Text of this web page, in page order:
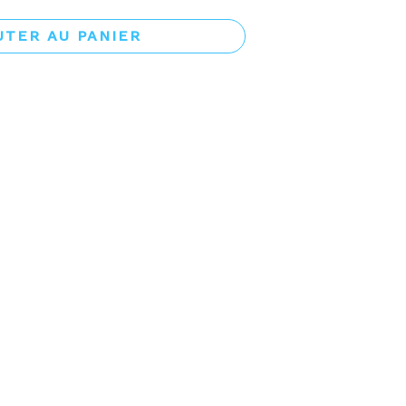
AU PANIER